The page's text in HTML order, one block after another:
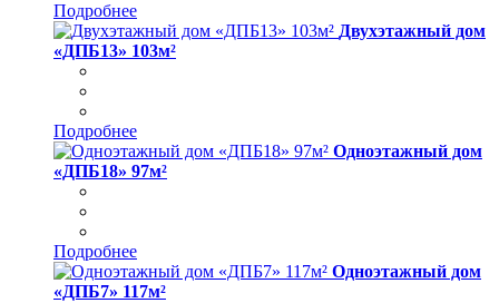
Подробнее
Двухэтажный дом
«ДПБ13» 103м²
Подробнее
Одноэтажный дом
«ДПБ18» 97м²
Подробнее
Одноэтажный дом
«ДПБ7» 117м²